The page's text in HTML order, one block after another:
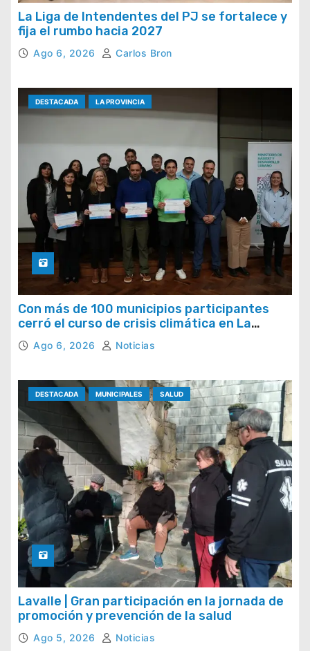
La Liga de Intendentes del PJ se fortalece y
fija el rumbo hacia 2027
Ago 6, 2026 Carlos Bron
DESTACADA LA PROVINCIA
Con más de 100 municipios participantes
cerró el curso de crisis climática en La
Provincia
Ago 6, 2026 Noticias
DESTACADA MUNICIPALES SALUD
Lavalle | Gran participación en la jornada de
promoción y prevención de la salud
Ago 5, 2026 Noticias